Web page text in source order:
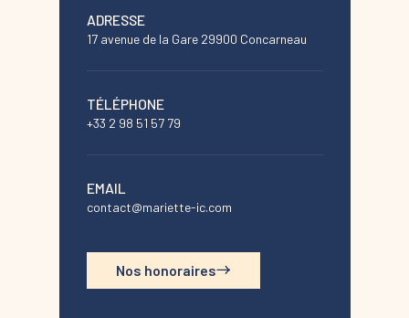
ADRESSE
17 avenue de la Gare 29900 Concarneau
TÉLÉPHONE
+33 2 98 51 57 79
EMAIL
contact@mariette-ic.com
Nos honoraires